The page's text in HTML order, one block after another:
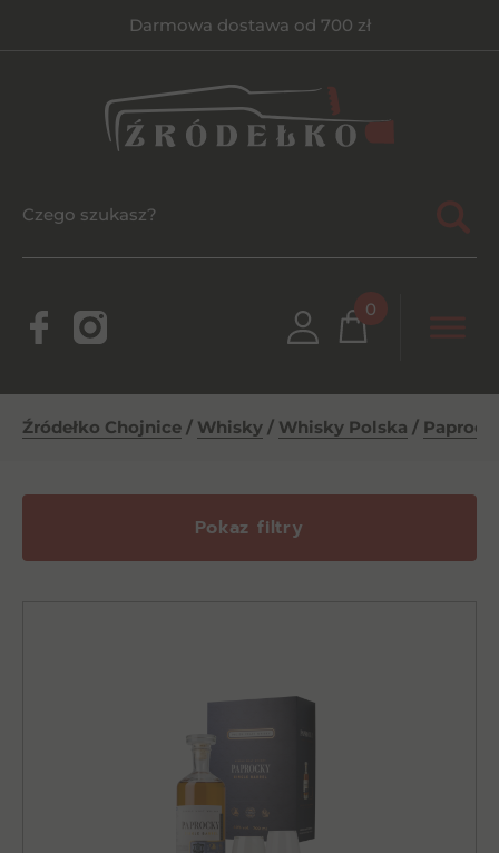
Darmowa dostawa od 700 zł
0
Źródełko Chojnice / Whisky / Whisky Polska /
Pokaz filtry